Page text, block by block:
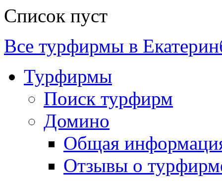
Список пуст
Все турфирмы в
Турфирмы
Поиск турфирм
Домино
Общая
Отзывы о